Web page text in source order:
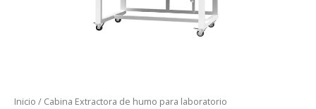
Inicio / Cabina Extractora de humo para laboratorio